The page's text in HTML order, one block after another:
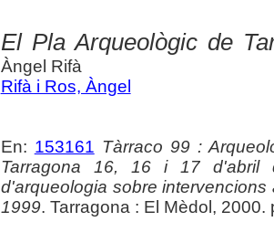
El Pla Arqueològic de
Àngel Rifà
Rifà i Ros, Àngel
En: 153161 Tàrraco 99 :
Tarragona 16, 16 i 17
d'arqueologia sobre
1999. Tarragona : El Mèdol, 2000.